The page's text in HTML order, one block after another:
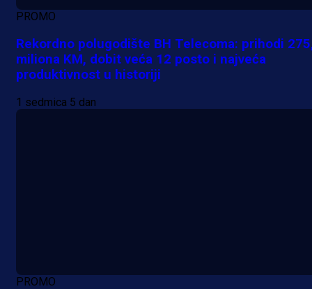
PROMO
Rekordno polugodište BH Telecoma: prihodi
miliona KM, dobit veća 12 posto i najveća
produktivnost u historiji
1 sedmica 5 dan
PROMO